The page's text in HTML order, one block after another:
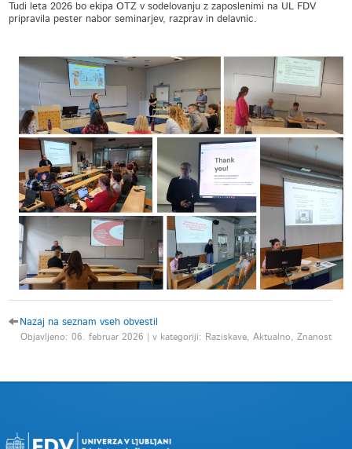
Tudi leta 2026 bo ekipa OTZ v sodelovanju z zaposlenimi na UL FDV
pripravila pester nabor seminarjev, razprav in delavnic.
Nazaj na seznam vseh obvestil
Objavljeno: 06. februar 2026 | v kategoriji: Raziskave, Aktualno, Znanost